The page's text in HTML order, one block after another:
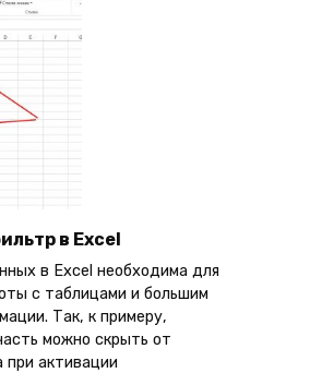
в Excel
в Excel необходима для
с таблицами и большим
Так, к примеру,
можно скрыть от
при активации